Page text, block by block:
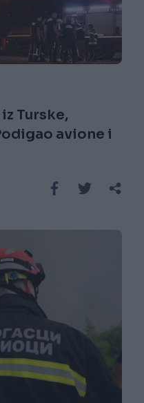
Turske,
avione i